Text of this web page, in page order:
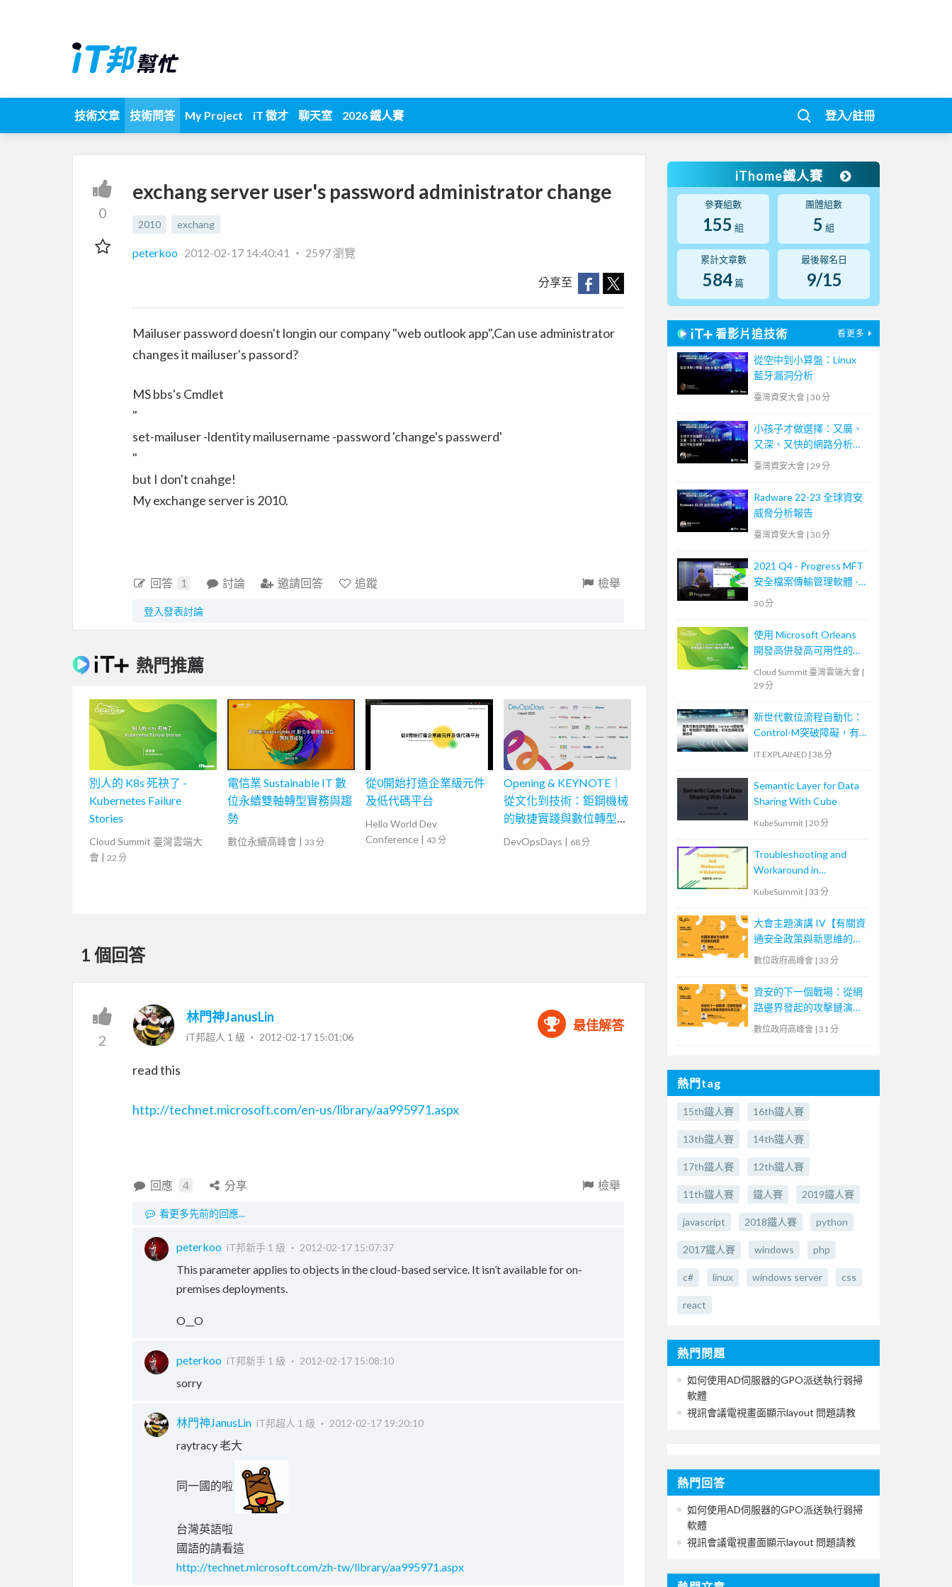
技術文章 技術問答 My Project iT 徵才 聊天室 2026 鐵人賽 登入/註冊
0
exchang server user's password administrator change
2010 exchang
peterkoo 2012-02-17 14:40:41 ‧ 2597 瀏覽
分享至
Mailuser password doesn't longin our company "web outlook app",Can use administrator
changes it mailuser's passord?
MS bbs's Cmdlet
"
set-mailuser -ldentity mailusername -password 'change's passwerd'
"
but I don't cnahge!
My exchange server is 2010.
回答 1 討論 邀請回答 追蹤 檢舉
登入發表討論
熱門推薦
別人的 K8s 死袂了 -
Kubernetes Failure
Stories
Cloud Summit 臺灣雲端大
會 | 22 分
電信業 Sustainable IT 數
位永續雙軸轉型實務與趨
勢
數位永續高峰會 | 33 分
從0開始打造企業級元件
及低代碼平台
Hello World Dev
Conference | 43 分
Opening & KEYNOTE｜
從文化到技術：鉅鋼機械
的敏捷實踐與數位轉型之
路
DevOpsDays | 68 分
1 個回答
2
林門神JanusLin
iT邦超人 1 級 ‧ 2012-02-17 15:01:06
最佳解答
read this
http://technet.microsoft.com/en-us/library/aa995971.aspx
回應 4 分享 檢舉
看更多先前的回應...
peterkoo iT邦新手 1 級 ‧ 2012-02-17 15:07:37
This parameter applies to objects in the cloud-based service. It isn’t available for on-
premises deployments.
O__O
peterkoo iT邦新手 1 級 ‧ 2012-02-17 15:08:10
sorry
林門神JanusLin iT邦超人 1 級 ‧ 2012-02-17 19:20:10
raytracy 老大
同一國的啦
台灣英語啦
國語的請看這
http://technet.microsoft.com/zh-tw/library/aa995971.aspx
iThome鐵人賽
參賽組數
155 組
團體組數
5 組
累計文章數
584 篇
最後報名日
9/15
看影片追技術 看更多
從空中到小算盤：Linux
藍牙漏洞分析
臺灣資安大會 | 30 分
小孩子才做選擇：又廣、
又深、又快的網路分析，
誰說不能全都要？
臺灣資安大會 | 29 分
Radware 22-23 全球資安
威脅分析報告
臺灣資安大會 | 30 分
2021 Q4 - Progress MFT
安全檔案傳輸管理軟體 -
MOVEit Transfer 培訓課
30 分
使用 Microsoft Orleans
開發高併發高可用性的分
散式雲原生服務
Cloud Summit 臺灣雲端大會 |
29 分
新世代數位流程自動化：
Control-M突破障礙，有
效提升IT服務效能、可用
IT EXPLAINED | 38 分
Semantic Layer for Data
Sharing With Cube
KubeSummit | 20 分
Troubleshooting and
Workaround in
KubeSummit | 33 分
大會主題演講 IV【有關資
通安全政策與新思維的摘
要】
數位政府高峰會 | 33 分
資安的下一個戰場：從網
路邊界發起的攻擊鏈演變
與防禦之道
數位政府高峰會 | 31 分
熱門tag
15th鐵人賽 16th鐵人賽
13th鐵人賽 14th鐵人賽
17th鐵人賽 12th鐵人賽
11th鐵人賽 鐵人賽 2019鐵人賽
javascript 2018鐵人賽 python
2017鐵人賽 windows php
c# linux windows server css
react
熱門問題
如何使用AD伺服器的GPO派送執行弱掃
軟體
視訊會議電視畫面顯示layout 問題請教
熱門回答
如何使用AD伺服器的GPO派送執行弱掃
軟體
視訊會議電視畫面顯示layout 問題請教